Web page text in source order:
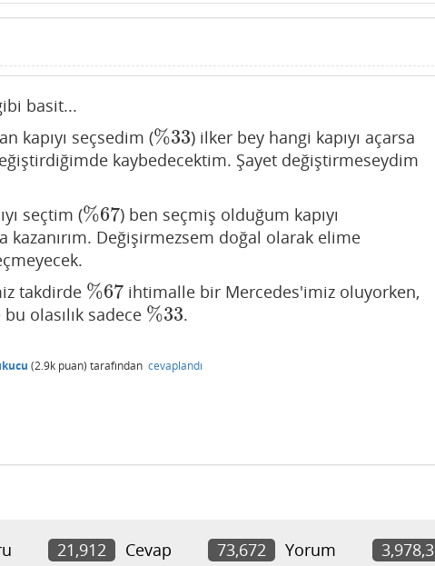
basit...
kapıyı seçsedim (%33
%33 ) ilker bey hangi kapıyı açarsa
kaybedecektim. Şayet değiştirmeseydim
seçtim (%67
%67 ) ben seçmiş olduğum kapıyı
Değişirmezsem doğal olarak elime
takdirde %67
%67 ihtimalle bir Mercedes'imiz oluyorken,
olasılık sadece %33
%33 .
(2.9k puan) tarafından cevaplandı
21,912 Cevap 73,672 Yorum